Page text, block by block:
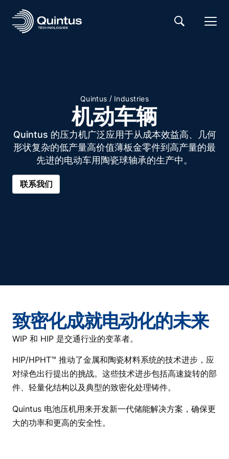
Quintus / Industries
机动车辆
Quintus 的压力机广泛应用于从成本效益高、几何
形状复杂的低产量高价值薄板金零件到高产量的最
先进的电动车用陶瓷球轴承的生产中。
联系我们
致密化成就电动化的未来
WIP 和 HIP 是交通行业的变革者。
HIP/HPHT™ 推动了金属和陶瓷材料系统的技术进步，应
对绿色出行提出的挑战。这些技术进步包括高速旋转的部
件、轻量化结构以及典型的致密化处理铸件。
Quintus 电池压机用来开发新一代储能解决方案，确保更
大的功率和更高的安全性。